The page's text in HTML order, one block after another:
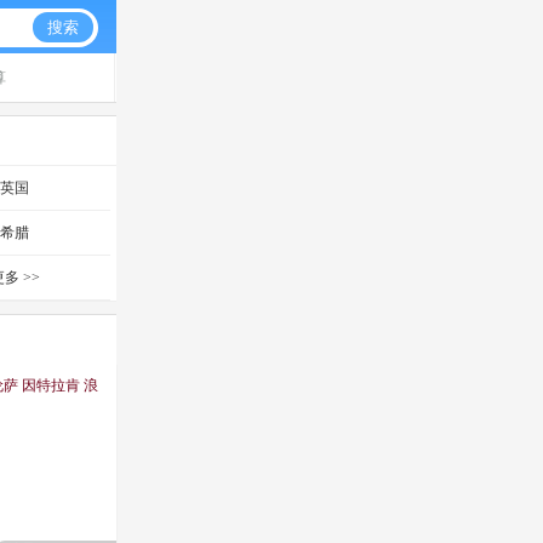
搜索
英国
希腊
多 >>
因特拉肯 浪